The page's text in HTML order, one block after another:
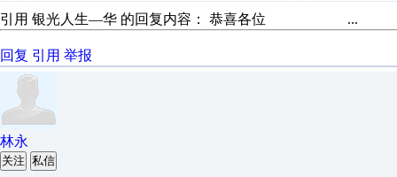
引用 银光人生—华 的回复内容： 恭喜各位 ...
回复 引用 举报
林永
关注 私信